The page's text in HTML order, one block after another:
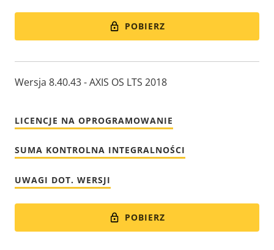
POBIERZ
Wersja 8.40.43 - AXIS OS LTS 2018
LICENCJE NA OPROGRAMOWANIE
SUMA KONTROLNA INTEGRALNOŚCI
UWAGI DOT. WERSJI
POBIERZ